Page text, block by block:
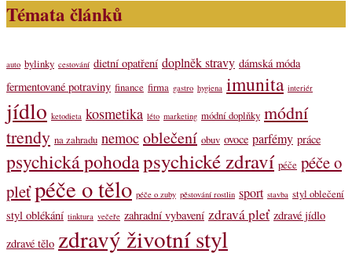
Témata článků
auto bylinky cestování dietní opatření doplněk stravy dámská móda
fermentované potraviny finance firma gastro hygiena imunita interiér
jídlo ketodieta kosmetika léto marketing módní doplňky módní
trendy na zahradu nemoc oblečení obuv ovoce parfémy práce
psychická pohodapsychické zdraví péče péče o
pleťpéče o tělo péče o zuby pěstování rostlin sport stavba styl oblečení
styl oblékání tinktura večeře zahradní vybavení zdravá pleť zdravé jídlo
zdravé tělo zdravý životní styl